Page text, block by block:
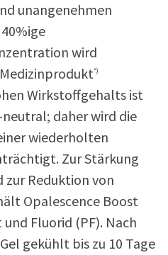
unangenehmen
wird
*)
Wirkstoffgehalts ist
daher wird die
wiederholten
Zur Stärkung
zur Reduktion von
Opalescence Boost
Fluorid (PF). Nach
gekühlt bis zu 10 Tage